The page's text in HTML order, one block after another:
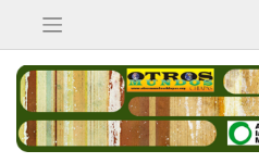
contenido